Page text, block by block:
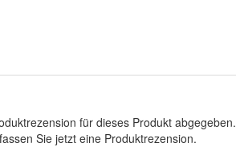
für dieses Produkt abgegeben.
Sie jetzt eine Produktrezension.